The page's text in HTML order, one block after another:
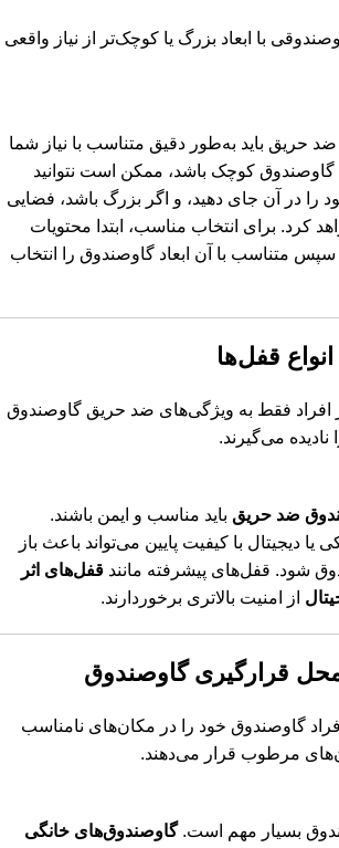
با ابعاد بزرگ یا کوچک‌تر از نیاز واقعی
حریق باید به‌طور دقیق متناسب با نیاز شما
گاوصندوق کوچک باشد، ممکن است نتوانید
را در آن جای دهید، و اگر بزرگ باشد، فضایی
کرد. برای انتخاب مناسب، ابتدا محتویات
متناسب با آن ابعاد گاوصندوق را انتخاب
انواع قفل‌ها
افراد فقط به ویژگی‌های ضد حریق گاوصندوق
نادیده می‌گیرند.
ضد حریق باید مناسب و ایمن باشند.
یا دیجیتال با کیفیت پایین می‌تواند باعث باز
شود. قفل‌های پیشرفته مانند قفل‌های اثر
از امنیت بالاتری برخوردارند.
قرارگیری گاوصندوق
گاوصندوق خود را در مکان‌های نامناسب
مرطوب قرار می‌دهند.
بسیار مهم است.گاوصندوق‌های خانگی